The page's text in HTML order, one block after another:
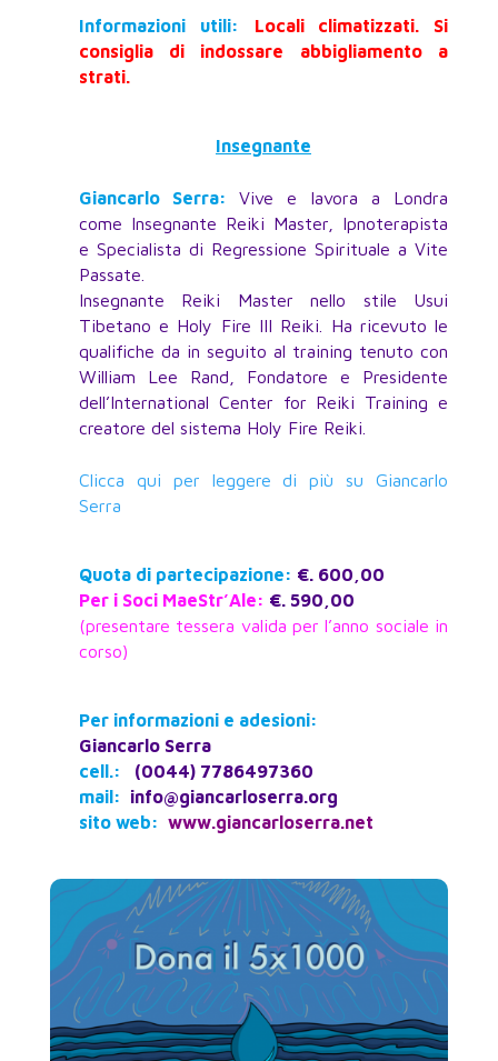
Informazioni utili:
Locali climatizzati. Si
consiglia di indossare abbigliamento a
strati.
Insegnante
Giancarlo Serra:Vive e lavora a Londra
come Insegnante Reiki Master, Ipnoterapista
e Specialista di Regressione Spirituale a Vite
Passate.
Insegnante Reiki Master nello stile Usui
Tibetano e Holy Fire III Reiki. Ha ricevuto le
qualifiche da in seguito al training tenuto con
William Lee Rand, Fondatore e Presidente
dell’International Center for Reiki Training e
creatore del sistema Holy Fire Reiki.
Clicca qui per leggere di più su Giancarlo
Serra
Quota di partecipazione: €. 600,00
Per i Soci MaeStr’Ale: €. 590,00
(presentare tessera valida per l’anno sociale in
corso)
Per informazioni e adesioni:
Giancarlo Serra
cell.:
(0044) 7786497360
mail:
info@giancarloserra.org
sito web: www.giancarloserra.net